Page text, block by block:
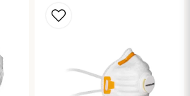
min fråga